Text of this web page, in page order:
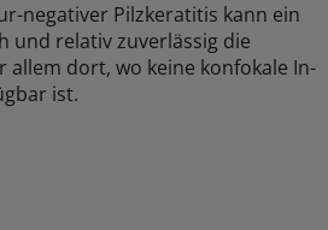
negativer Pilzkeratitis kann ein
und relativ zuverlässig die
allem dort, wo keine konfokale In-
ist.